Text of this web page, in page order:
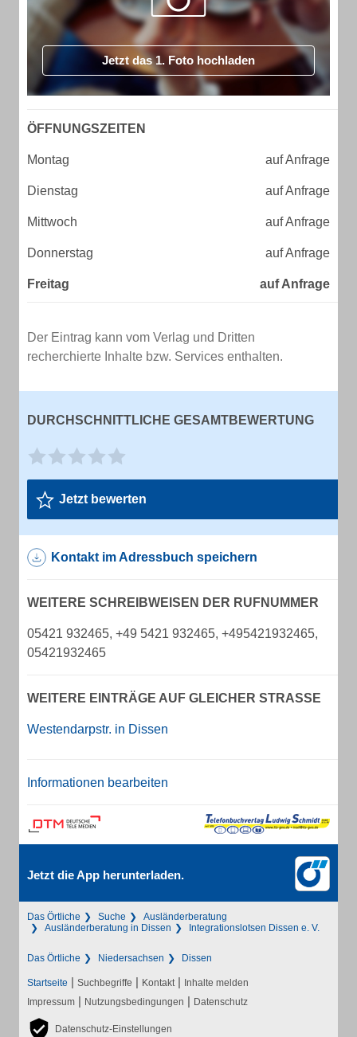
Jetzt das 1. Foto hochladen
ÖFFNUNGSZEITEN
Montag auf Anfrage
Dienstag auf Anfrage
Mittwoch auf Anfrage
Donnerstag auf Anfrage
Freitag auf Anfrage
Der Eintrag kann vom Verlag und Dritten
recherchierte Inhalte bzw. Services enthalten.
DURCHSCHNITTLICHE GESAMTBEWERTUNG
Jetzt bewerten
Kontakt im Adressbuch speichern
WEITERE SCHREIBWEISEN DER RUFNUMMER
05421 932465, +49 5421 932465, +495421932465,
05421932465
WEITERE EINTRÄGE AUF GLEICHER STRASSE
Westendarpstr. in Dissen
Informationen bearbeiten
Jetzt die App herunterladen.
Das Örtliche Suche
Ausländerberatung
Ausländerberatung in Dissen
Integrationslotsen Dissen e. V.
Das Örtliche Niedersachsen Dissen
Startseite | Suchbegriffe | Kontakt | Inhalte melden
Impressum | Nutzungsbedingungen | Datenschutz
Datenschutz-Einstellungen